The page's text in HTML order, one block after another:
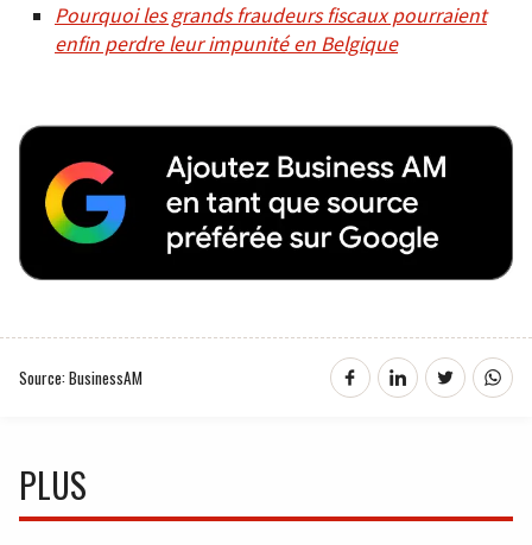
Pourquoi les grands fraudeurs fiscaux pourraient
enfin perdre leur impunité en Belgique
Source: BusinessAM
PLUS